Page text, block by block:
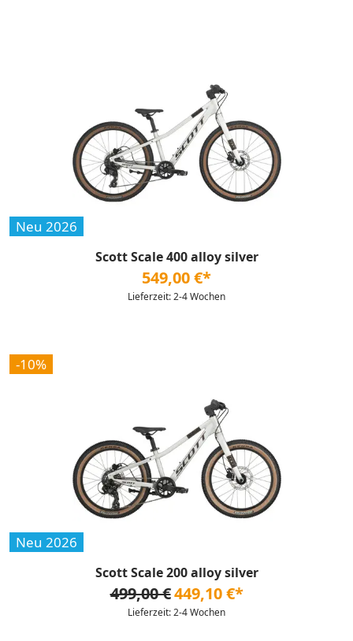
Neu 2026
Scott Scale 400 alloy silver
549,00 €*
Lieferzeit: 2-4 Wochen
-10%
Neu 2026
Scott Scale 200 alloy silver
499,00 €449,10 €*
Lieferzeit: 2-4 Wochen